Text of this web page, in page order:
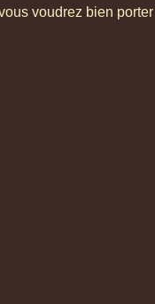
voudrez bien